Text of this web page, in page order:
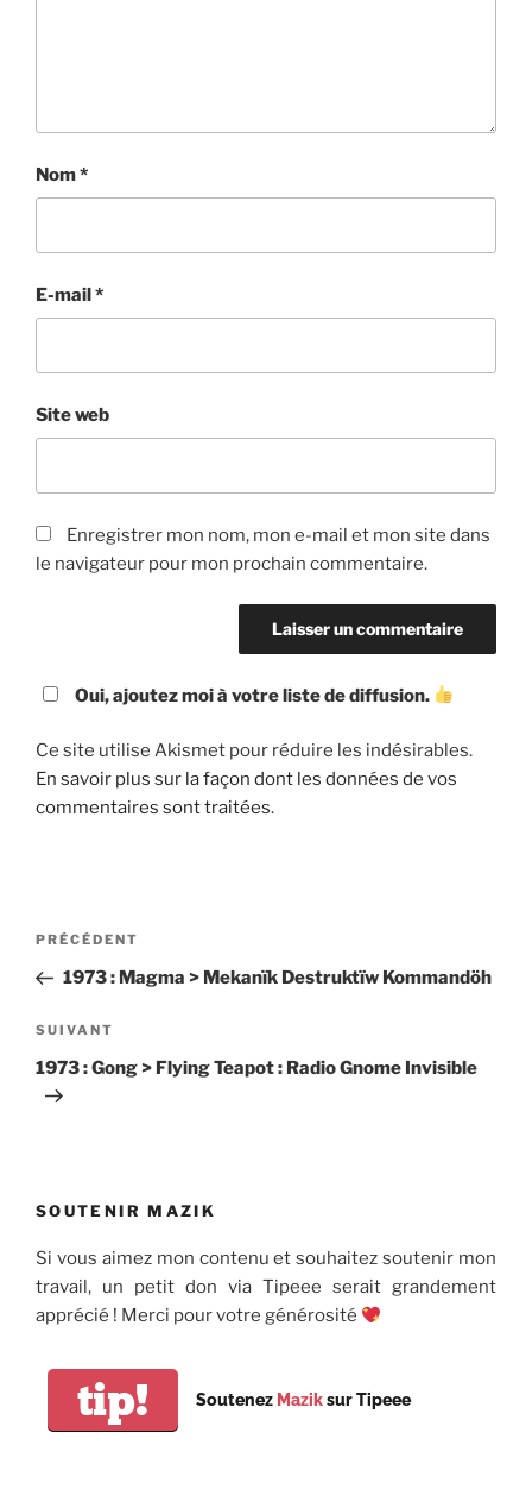
Nom*
E-mail*
Site web
Enregistrer mon nom, mon e-mail et mon site dans
le navigateur pour mon prochain commentaire.
Oui, ajoutez moi à votre liste de diffusion.
Ce site utilise Akismet pour réduire les indésirables.
En savoir plus sur la façon dont les données de vos
commentaires sont traitées.
Navigation
l’article
Article
précédent
PRÉCÉDENT
1973 : Magma > Mekanïk Destruktïw Kommandöh
Article
suivant
SUIVANT
1973 : Gong > Flying Teapot : Radio Gnome Invisible
SOUTENIR MAZIK
Si vous aimez mon contenu et souhaitez soutenir mon
travail, un petit don via Tipeee serait grandement
apprécié ! Merci pour votre générosité
tip! Soutenez Maziksur Tipeee